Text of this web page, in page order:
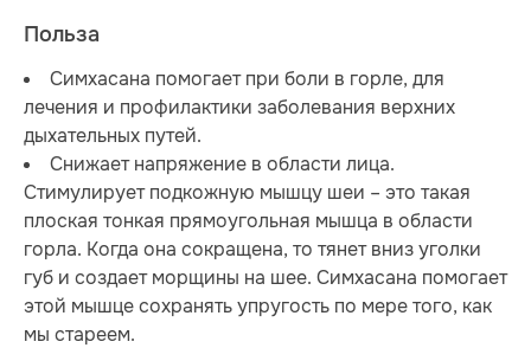
Польза
Симхасана помогает при боли в горле, для
лечения и профилактики заболевания верхних
дыхательных путей.
Снижает напряжение в области лица.
Стимулирует подкожную мышцу шеи – это такая
плоская тонкая прямоугольная мышца в области
горла. Когда она сокращена, то тянет вниз уголки
губ и создает морщины на шее. Симхасана помогает
этой мышце сохранять упругость по мере того, как
мы стареем.